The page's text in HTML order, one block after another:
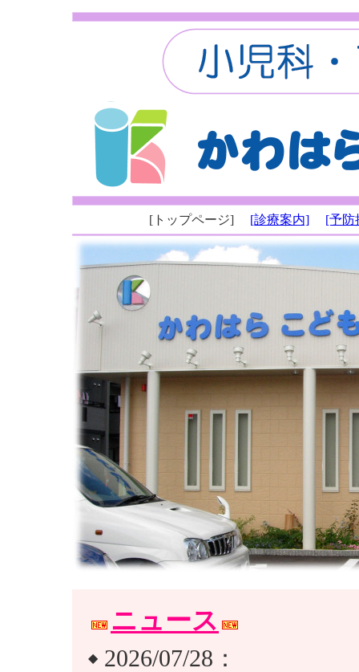
[トップページ] [診療案内] [予防
ニュース
◆ 2026/07/28：